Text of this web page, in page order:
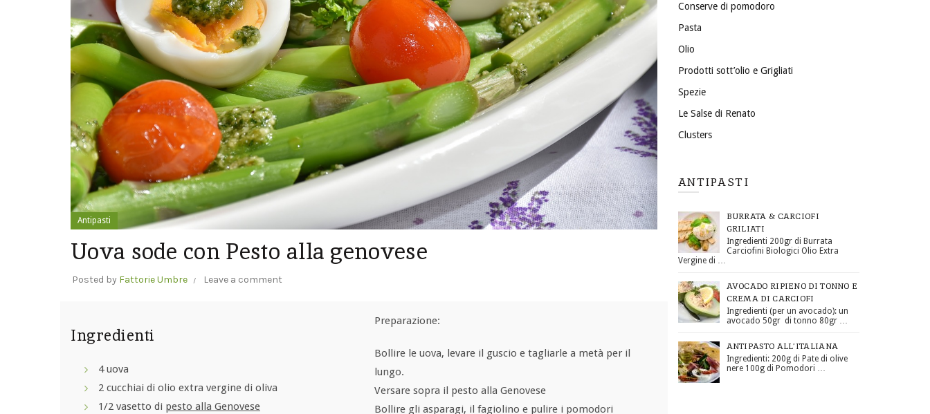
Antipasti
Uova sode con Pesto alla genovese
Posted by Fattorie Umbre Leave a comment
Ingredienti
4 uova
2 cucchiai di olio extra vergine di oliva
1/2 vasetto di pesto alla Genovese
Preparazione:
Bollire le uova, levare il guscio e tagliarle a metà per il
lungo.
Versare sopra il pesto alla Genovese
Bollire gli asparagi, il fagiolino e pulire i pomodori
Conserve di pomodoro
Pasta
Olio
Prodotti sott’olio e Grigliati
Spezie
Le Salse di Renato
Clusters
ANTIPASTI
BURRATA & CARCIOFI
GRILIATI
Ingredienti 200gr di Burrata
Carciofini Biologici Olio Extra
Vergine di …
AVOCADO RIPIENO DI TONNO E
CREMA DI CARCIOFI
Ingredienti (per un avocado): un
avocado 50gr di tonno 80gr …
ANTIPASTO ALL’ITALIANA
Ingredienti: 200g di Pate di olive
nere 100g di Pomodori …